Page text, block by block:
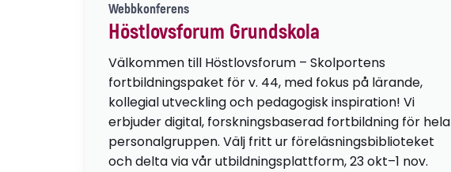
Webbkonferens
Höstlovsforum Grundskola
Välkommen till Höstlovsforum – Skolportens
fortbildningspaket för v. 44, med fokus på lärande,
kollegial utveckling och pedagogisk inspiration! Vi
erbjuder digital, forskningsbaserad fortbildning för hela
personalgruppen. Välj fritt ur föreläsningsbiblioteket
och delta via vår utbildningsplattform, 23 okt–1 nov.